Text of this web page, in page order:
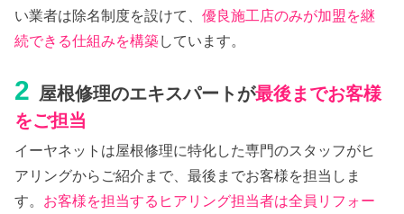
い業者は除名制度を設けて、優良施工店のみが加盟を継
続できる仕組みを構築しています。
2 屋根修理のエキスパートが最後までお客様
をご担当
イーヤネットは屋根修理に特化した専門のスタッフがヒ
アリングからご紹介まで、最後までお客様を担当しま
す。 お客様を担当するヒアリング担当者は全員リフォー